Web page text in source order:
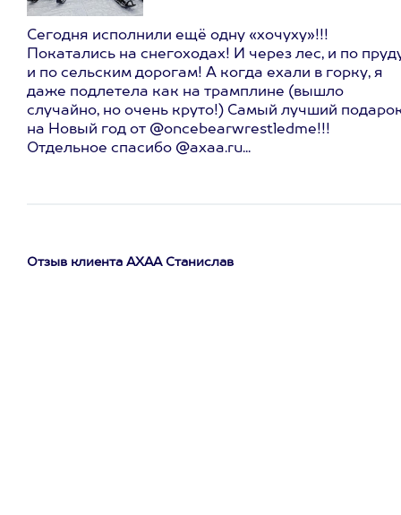
Сегодня исполнили ещё одну «хочуху»!!!
Покатались на снегоходах! И через лес, и по
и по сельским дорогам! А когда ехали в горку, я
даже подлетела как на трамплине (вышло
случайно, но очень круто!) Самый лучший
на Новый год от @oncebearwrestledme!!!
Отдельное спасибо @axaa.ru...
Отзыв клиента АХАА Станислав